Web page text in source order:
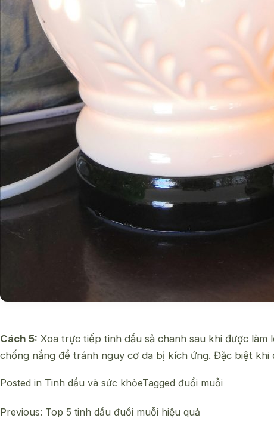
Cách 5: Xoa trực tiếp tinh dầu sả chanh sau khi được
chống nắng để tránh nguy cơ da bị kích ứng. Đặc biệt
Posted in Tinh dầu và sức khỏeTagged đuổi muỗi
Điều
Previous: Top 5 tinh dầu đuổi muỗi hiệu quả